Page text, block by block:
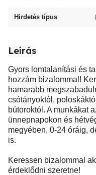
Hirdetés típus
Leírás
Gyors lomtalanítási és
hozzám bizalommal!
hamarabb
csótányoktól,
bútoroktól. A munkákat
ünnepnapokon és
megyében, 0-24 óráig,
is.
Keressen bizalommal
érdeklődni szeretne!